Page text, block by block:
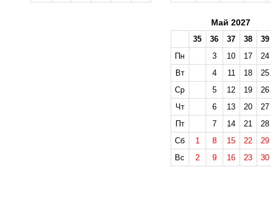
Май 2027
35 36 37 38
39
Пн
3 10 17
24
Вт
4 11 18
25
Ср
5 12 19
26
Чт
6 13 20
27
Пт
7 14 21
28
Сб
1 8 15 22
29
Вс
2 9 16 23 30